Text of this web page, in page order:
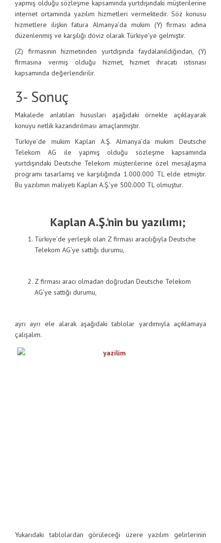
yapmış olduğu sözleşme kapsamında yurtdışındaki müşterilerine
internet ortamında yazılım hizmetleri vermektedir. Söz konusu
hizmetlere ilişkin fatura Almanya’da mukim (Y) firması adına
düzenlenmiş ve karşılığı döviz olarak Türkiye’ye gelmiştir.
(Z) firmasının hizmetinden yurtdışında faydalanıldığından, (Y)
firmasına vermiş olduğu hizmet, hizmet ihracatı istisnası
kapsamında değerlendirilir.
3- Sonuç
Makalede anlatılan hususları aşağıdaki örnekle açıklayarak
konuyu netlik kazandırılması amaçlanmıştır.
Türkiye’de mukim Kaplan A.Ş. Almanya’da mukim Deutsche
Telekom AG ile yapmış olduğu sözleşme kapsamında
yurtdışındaki Deutsche Telekom müşterilerine özel mesajlaşma
programı tasarlamış ve karşılığında 1.000.000 TL elde etmiştir.
Bu yazılımın maliyeti Kaplan A.Ş.’ye 500.000 TL olmuştur.
Kaplan A.Ş.’nin bu yazılımı;
Türkiye’de yerleşik olan Z firması aracılığıyla Deutsche
Telekom AG’ye sattığı durumu,
Z firması aracı olmadan doğrudan Deutsche Telekom
AG’ye sattığı durumu,
ayrı ayrı ele alarak aşağıdaki tablolar yardımıyla açıklamaya
çalışalım.
Yukarıdaki tablolardan görüleceği üzere yazılım gelirlerinin